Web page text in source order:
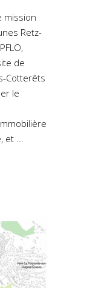
mission
Retz-
de
Cotterêts
le
et